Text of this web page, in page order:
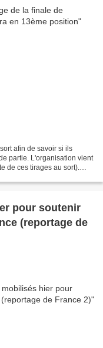
afin de savoir si ils
partie. L'organisation vient
de ces tirages au sort).
pour soutenir
(reportage de